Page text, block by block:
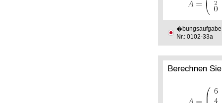
�bungsaufgabe
Nr.: 0102-33a